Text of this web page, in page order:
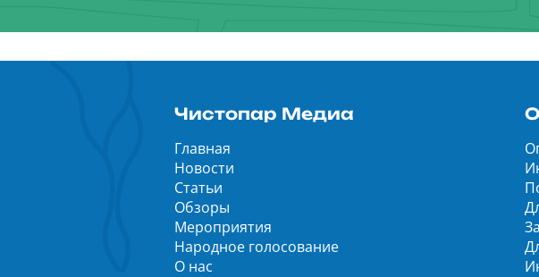
Чистопар Медиа
Главная
Новости
Статьи
Обзоры
Мероприятия
Народное голосование
О нас